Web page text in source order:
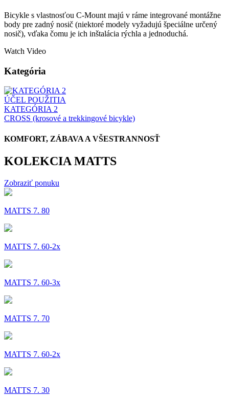
Bicykle s vlastnosťou C-Mount majú v ráme integrované montážne
body pre zadný nosič (niektoré modely vyžadujú špeciálne určený
nosič), vďaka čomu je ich inštalácia rýchla a jednoduchá.
Watch Video
Kategória
ÚČEL POUŽITIA
KATEGÓRIA 2
CROSS (krosové a trekkingové bicykle)
KOMFORT, ZÁBAVA A VŠESTRANNOSŤ
KOLEKCIA MATTS
Zobraziť ponuku
MATTS 7. 80
MATTS 7. 60-2x
MATTS 7. 60-3x
MATTS 7. 70
MATTS 7. 60-2x
MATTS 7. 30